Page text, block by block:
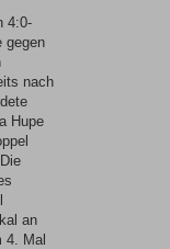
4:0-
gegen
nach
Hupe
an
4. Mal